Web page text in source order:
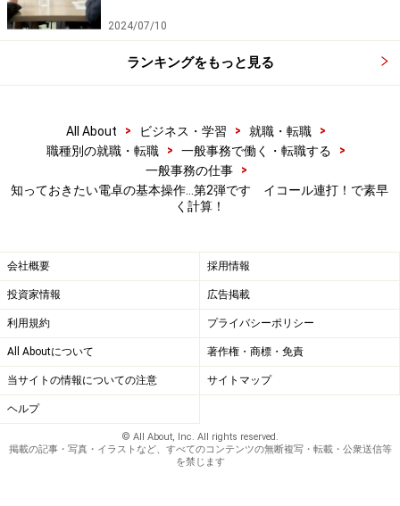
2024/07/10
ランキングをもっと見る
All About > ビジネス・学習 > 就職・転職
>
職種別の就職・転職
> 一般事務で働く・転職する
>
一般事務の仕事
>
知っておきたい電卓の基本操作…第2弾です イコール連打！で素早
く計算！
会社概要 採用情報
投資家情報 広告掲載
利用規約 プライバシーポリシー
All Aboutについて 著作権・商標・免責
当サイトの情報についての注意 サイトマップ
ヘルプ
© All About, Inc. All rights reserved.
掲載の記事・写真・イラストなど、すべてのコンテンツの無断複写・転載・公衆送信等
を禁じます